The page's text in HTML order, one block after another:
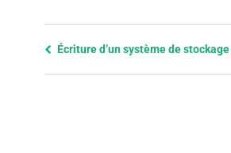
Previous
Écriture d’un système de